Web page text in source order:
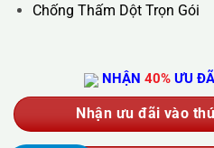
Hút Bể Phốt
Sửa Chữa Và Cải Tạo Nhà Ở
Chống Thấm Dột Trọn Gói